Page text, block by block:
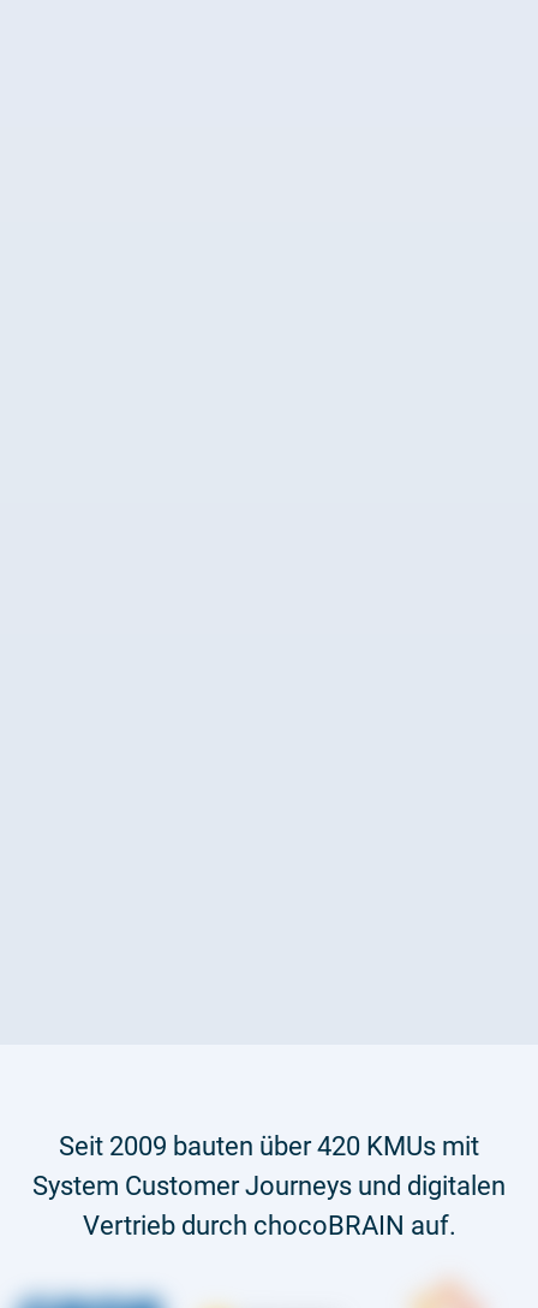
Seit 2009 ​b​auten über 420 KMUs ​m​it
System ​C​ustomer Journeys und digitalen
Vertrieb​ ​d​urch chocoBRAIN auf.